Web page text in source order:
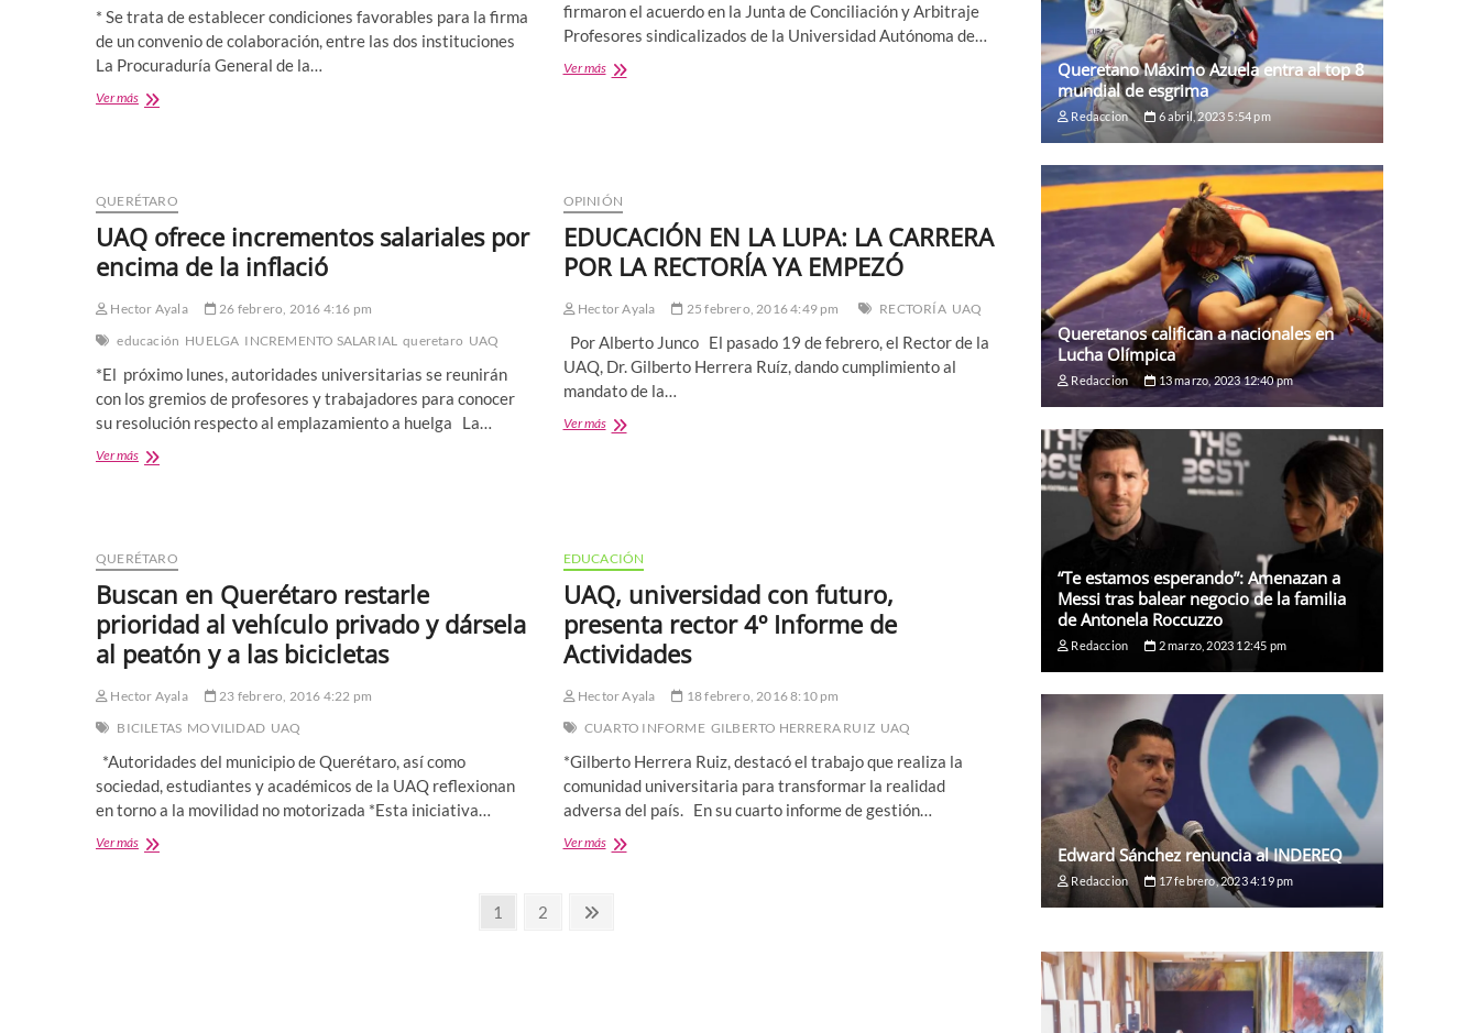
NO
PUEDE
YA
MÁS
* Se trata de establecer condiciones favorables para la firma
de un convenio de colaboración, entre las dos instituciones
La Procuraduría General de la…
Ver másACERCAMIENTO
LA
UNIVERSIDAD
AUTÓNOMA
DE
QUERÉTARO
firmaron el acuerdo en la Junta de Conciliación y Arbitraje
Profesores sindicalizados de la Universidad Autónoma de…
Ver másAsamblea
3.15%
QUERÉTARO
UAQ ofrece incrementos salariales por
encima de la inflació
Hector Ayala
26 febrero, 2016 4:16 pm
educación HUELGA INCREMENTO SALARIAL queretaro UAQ
*El próximo lunes, autoridades universitarias se reunirán
con los gremios de profesores y trabajadores para conocer
su resolución respecto al emplazamiento a huelga La…
Ver másUAQ
encima
de
la
inflació
OPINIÓN
EDUCACIÓN EN LA LUPA: LA CARRERA
POR LA RECTORÍA YA EMPEZÓ
Hector Ayala 25 febrero, 2016 4:49 pm RECTORÍA UAQ
Por Alberto Junco El pasado 19 de febrero, el Rector de la
UAQ, Dr. Gilberto Herrera Ruíz, dando cumplimiento al
mandato de la…
Ver másEDUCACIÓN
LA
YA
EMPEZÓ
QUERÉTARO
Buscan en Querétaro restarle
prioridad al vehículo privado y dársela
al peatón y a las bicicletas
Hector Ayala
23 febrero, 2016 4:22 pm
BICILETAS MOVILIDAD UAQ
*Autoridades del municipio de Querétaro, así como
sociedad, estudiantes y académicos de la UAQ reflexionan
en torno a la movilidad no motorizada *Esta iniciativa…
Ver másBuscan
EDUCACIÓN
UAQ, universidad con futuro,
presenta rector 4º Informe de
Actividades
Hector Ayala
18 febrero, 2016 8:10 pm
CUARTO INFORME GILBERTO HERRERA RUIZ UAQ
*Gilberto Herrera Ruiz, destacó el trabajo que realiza la
comunidad universitaria para transformar la realidad
adversa del país. En su cuarto informe de gestión…
Ver másUAQ,
Página
1 Página
2
Queretano Máximo Azuela entra al top 8
mundial de esgrima
Redaccion 6 abril, 2023 5:54 pm
Queretanos califican a nacionales en
Lucha Olímpica
Redaccion 13 marzo, 2023 12:40 pm
“Te estamos esperando”: Amenazan a
Messi tras balear negocio de la familia
de Antonela Roccuzzo
Redaccion 2 marzo, 2023 12:45 pm
Edward Sánchez renuncia al INDEREQ
Redaccion 17 febrero, 2023 4:19 pm